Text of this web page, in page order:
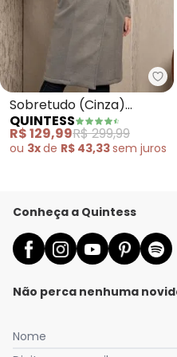
Sobretudo (Cinza)
Alongado com Bolsos
QUINTESS
R$ 129,99R$ 299,99
ou 3xde R$ 43,33sem juros
Conheça a Quintess
Não perca nenhuma
Nome